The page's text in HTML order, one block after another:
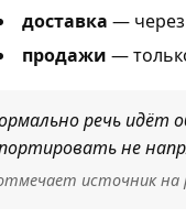
доставка — через
продажи —
речь идёт
не
источник на